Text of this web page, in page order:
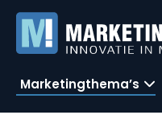
Marketingthema’s